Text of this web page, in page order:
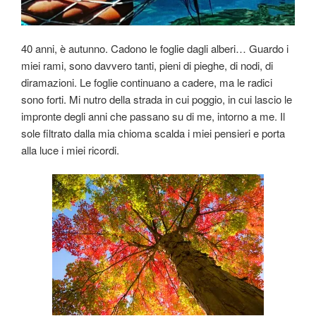
40 anni, è autunno. Cadono le foglie dagli alberi… Guardo i
miei rami, sono davvero tanti, pieni di pieghe, di nodi, di
diramazioni. Le foglie continuano a cadere, ma le radici
sono forti. Mi nutro della strada in cui poggio, in cui lascio le
impronte degli anni che passano su di me, intorno a me. Il
sole filtrato dalla mia chioma scalda i miei pensieri e porta
alla luce i miei ricordi.